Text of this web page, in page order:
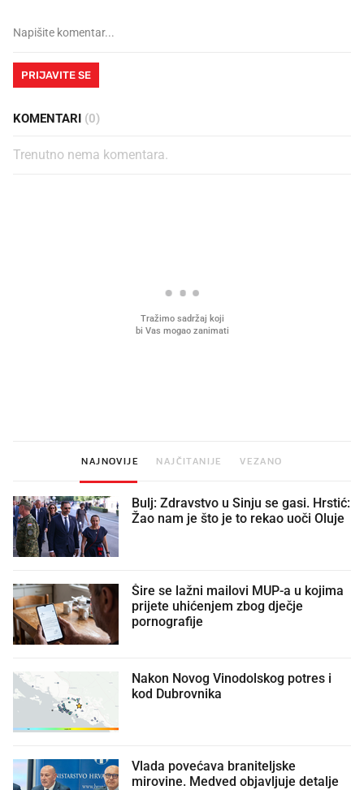
PRIJAVITE SE
KOMENTARI (0)
Trenutno nema komentara.
NAJNOVIJE NAJČITANIJE VEZANO
Bulj: Zdravstvo u Sinju se gasi. Hrstić:
Žao nam je što je to rekao uoči Oluje
Šire se lažni mailovi MUP-a u kojima
prijete uhićenjem zbog dječje
pornografije
Nakon Novog Vinodolskog potres i
kod Dubrovnika
Vlada povećava braniteljske
mirovine. Medved objavljuje detalje